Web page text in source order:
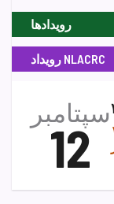
رویدادها
رویداد NLACRC
سپتامبر
12